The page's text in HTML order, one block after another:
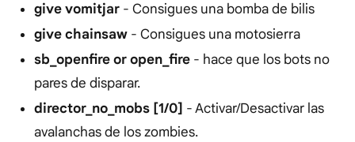
give vomitjar- Consigues una bomba de bilis
give chainsaw- Consigues una motosierra
sb_openfire or open_fire- hace que los bots no
pares de disparar.
director_no_mobs [1/0] - Activar/Desactivar las
avalanchas de los zombies.